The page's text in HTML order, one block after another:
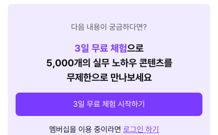
다음 내용이 궁금하다면?
3일 무료 체험으로
5,000개의 실무 노하우 콘텐츠를
무제한으로 만나보세요
3일 무료 체험 시작하기
멤버십을 이용 중이라면 로그인 하기